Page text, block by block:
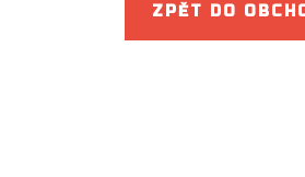
ZPĚT DO